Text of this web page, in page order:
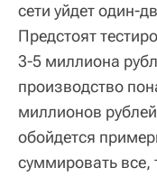
сети уйдет один-
Предстоят
3-5 миллиона
производство
миллионов
обойдется
суммировать все,